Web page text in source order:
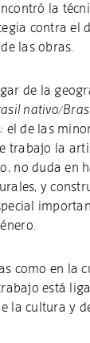
la
contra el
las obras.
de la
nativo/
de las
trabajo la
no duda en
y
como en la
está
la cultura y